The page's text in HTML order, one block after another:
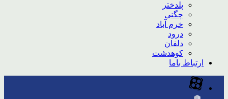
پلدختر
چگنی
خرم آباد
درود
دلفان
کوهدشت
ارتباط باما